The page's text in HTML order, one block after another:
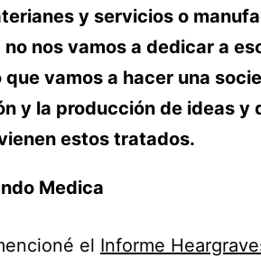
y servicios o
no nos vamos a dedicar a
que vamos a hacer una
y la producción de ideas y
estos tratados.
Medica
el Informe